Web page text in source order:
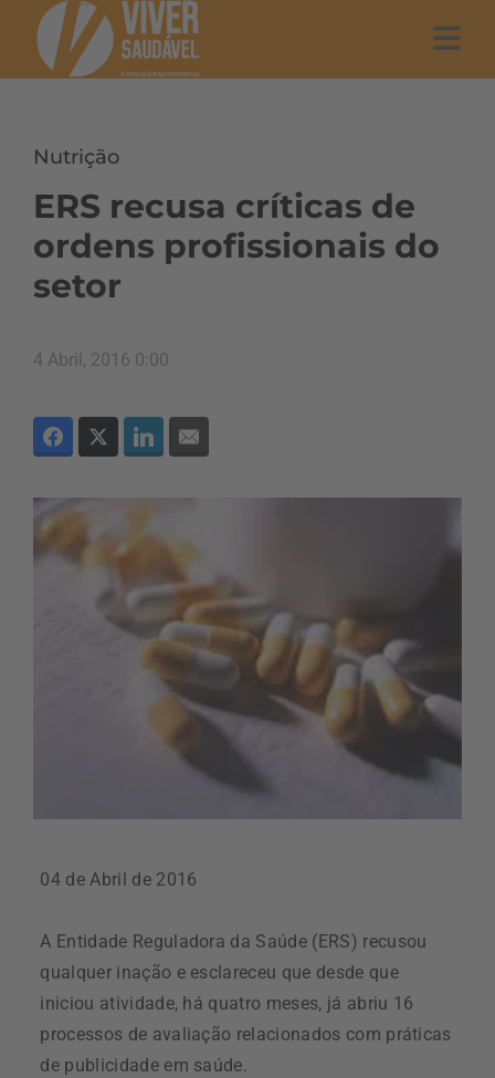
Nutrição
ERS recusa críticas de
ordens profissionais do
setor
4 Abril, 2016 0:00
04 de Abril de 2016
A Entidade Reguladora da Saúde (ERS) recusou
qualquer inação e esclareceu que desde que
iniciou atividade, há quatro meses, já abriu 16
processos de avaliação relacionados com práticas
de publicidade em saúde.